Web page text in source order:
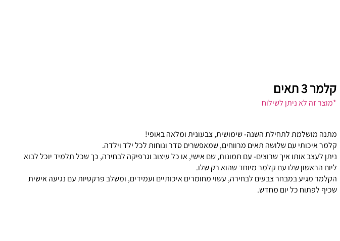
קלמר 3 תאים
*מוצר זה לא ניתן לשילוח
מתנה מושלמת לתחילת השנה- שימושית, צבעונית ומלאה באופי!
קלמר איכותי עם שלושה תאים מרווחים, שמאפשרים סדר ונוחות לכל ילד וילדה.
ניתן לעצב אותו איך שרוצים- עם תמונות, שם אישי, או כל עיצוב וגרפיקה לבחירה, כך שכל תלמיד יוכל לבוא
ליום הראשון שלו עם קלמר מיוחד שהוא רק שלו.
הקלמר מגיע במבחר צבעים לבחירה, עשוי מחומרים איכותיים ועמידים, ומשלב פרקטיות עם נגיעה אישית
שכיף לפתוח כל יום מחדש.